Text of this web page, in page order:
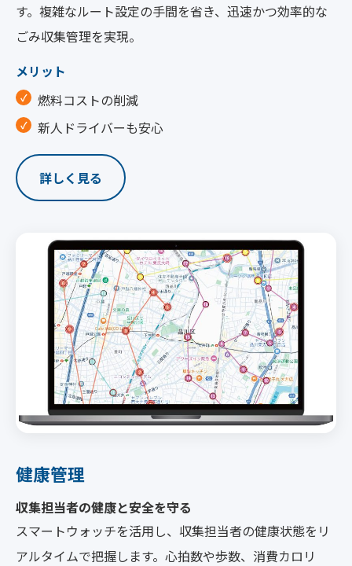
す。複雑なルート設定の手間を省き、迅速かつ効率的な
ごみ収集管理を実現。
メリット
燃料コストの削減
新人ドライバーも安心
詳しく見る
健康管理
収集担当者の健康と安全を守る
スマートウォッチを活用し、収集担当者の健康状態をリ
アルタイムで把握します。心拍数や歩数、消費カロリ